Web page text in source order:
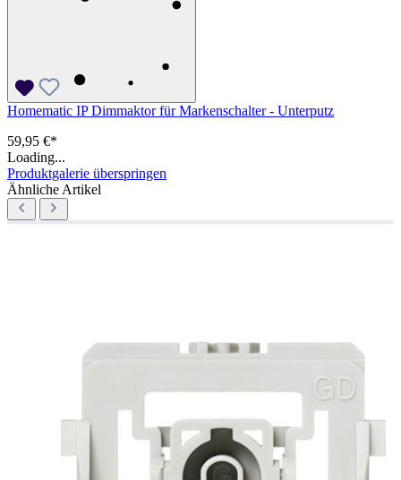
Homematic IP Dimmaktor für Markenschalter - Unterputz
59,95 €*
Loading...
Produktgalerie überspringen
Ähnliche Artikel